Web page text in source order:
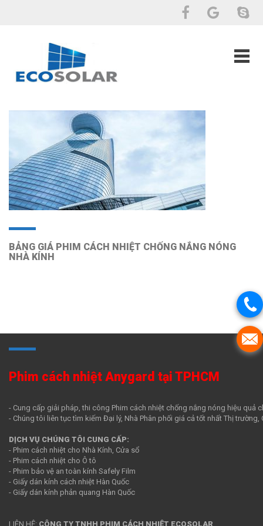
BẢNG GIÁ PHIM CÁCH NHIỆT CHỐNG NẮNG NÓNG
NHÀ KÍNH
Phim cách nhiệt Anygard tại TPHCM
- Cung cấp giải pháp, thi công Phim cách nhiệt chống nắng nóng hiệu quả
- Chúng tôi liên tục tìm kiếm Đại lý, Nhà Phân phối giá cả tốt nhất Thị trường,
DỊCH VỤ CHÚNG TÔI CUNG CẤP:
- Phim cách nhiệt cho Nhà Kính, Cửa sổ
- Phim cách nhiệt cho Ô tô
- Phim bảo vệ an toàn kính Safely Film
- Giấy dán kính cách nhiệt Hàn Quốc
- Giấy dán kính phản quang Hàn Quốc
LIÊN HỆ: CÔNG TY TNHH PHIM CÁCH NHIỆT ECOSOLAR